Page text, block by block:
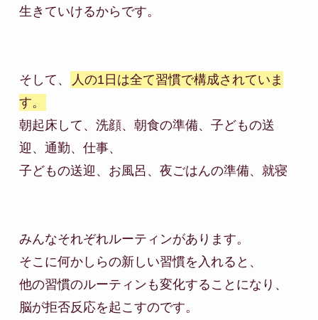
生きていけるからです。
そして、
人の1日は全て習慣で構成されていま
す。
朝起床して、洗顔、朝食の準備、子どもの送
迎、通勤、仕事、
子どもの送迎、お風呂、夜ごはんの準備、就寝
みんなそれぞれルーティンがあります。
そこに何かしらの新しい習慣を入れると、
他の習慣のルーティンも変化することになり、
脳が拒否反応を起こすのです。